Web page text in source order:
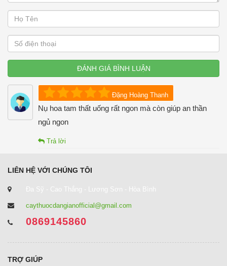
ĐÁNH GIÁ BÌNH LUẬN
Đặng Hoàng Thanh
Nụ hoa tam thất uống rất ngon mà còn giúp an thần
ngủ ngon
Trả lời
LIÊN HỆ VỚI CHÚNG TÔI
Đa Sỹ - Cao Thắng - Lương Sơn - Hòa Bình
caythuocdangianofficial@gmail.com
0869145860
TRỢ GIÚP